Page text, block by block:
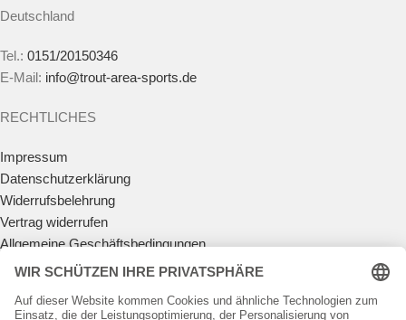
Deutschland
Tel.: 0151/20150346
E-Mail: info@trout-area-sports.de
RECHTLICHES
Impressum
Datenschutzerklärung
Widerrufsbelehrung
Vertrag widerrufen
Allgemeine Geschäftsbedingungen
Zahlungsmöglichkeiten
Batteriegesetz